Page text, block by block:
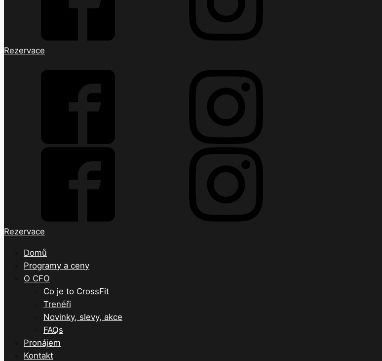
Rezervace
Rezervace
Domů
Programy a ceny
O CFO
Co je to CrossFit
Trenéři
Novinky, slevy, akce
FAQs
Pronájem
Kontakt